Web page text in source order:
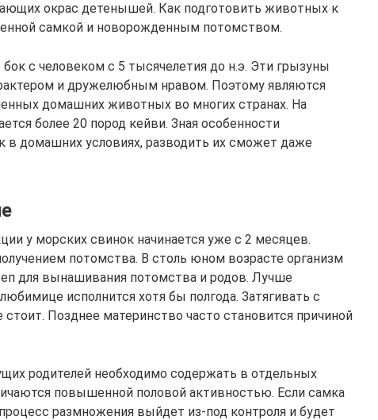
окрас детенышей. Как подготовить животных к
самкой и новорожденным потомством.
с человеком с 5 тысячелетия до н.э. Эти грызуны
и дружелюбным нравом. Поэтому являются
домашних животных во многих странах. На
более 20 пород кейви. Зная особенности
в домашних условиях, разводить их сможет даже
у морских свинок начинается уже с 2 месяцев.
потомства. В столь юном возрасте организм
для вынашивания потомства и родов. Лучше
исполнится хотя бы полгода. Затягивать с
Позднее материнство часто становится причиной
родителей необходимо содержать в отдельных
повышенной половой активностью. Если самка
размножения выйдет из-под контроля и будет